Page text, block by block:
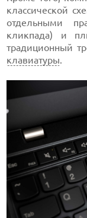
классической
отдельными
кликпада) и
традиционный
клавиатуры.